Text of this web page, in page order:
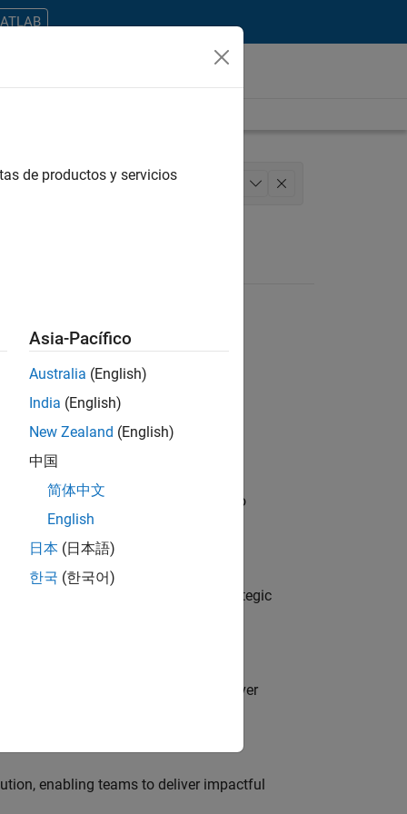
Engineering User Experience
todos los empleos en su zona.
functional teams and programs to
governance, and solutions; a strategic
partnering with engineers to deliver
enabling teams to deliver impactful
de productos y servicios
Asia-Pacífico
Australia (English)
India (English)
New Zealand (English)
中国
简体中文
English
日本 (日本語)
한국 (한국어)